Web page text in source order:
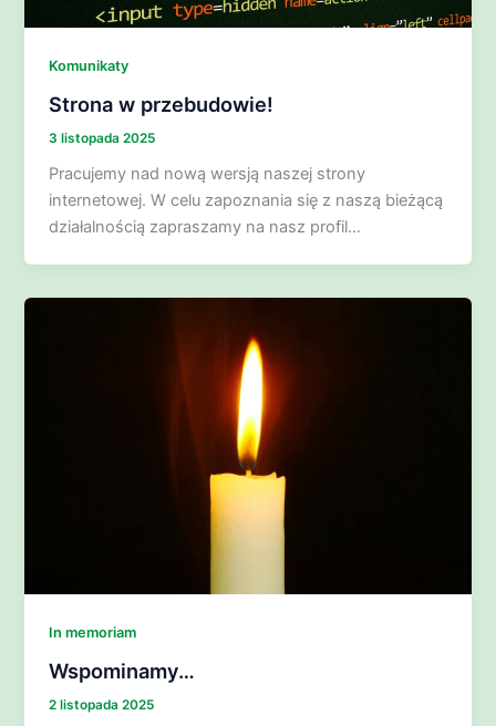
Komunikaty
Strona w przebudowie!
3 listopada 2025
Pracujemy nad nową wersją naszej strony
internetowej. W celu zapoznania się z naszą bieżącą
działalnością zapraszamy na nasz profil…
In memoriam
Wspominamy…
2 listopada 2025